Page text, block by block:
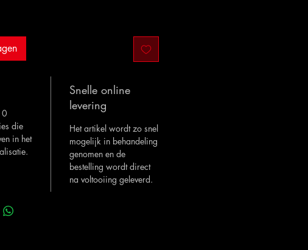
die
in het
Snelle online
levering
Het artikel wordt zo snel
mogelijk in behandeling
genomen en de
bestelling wordt direct
na voltooiing geleverd.